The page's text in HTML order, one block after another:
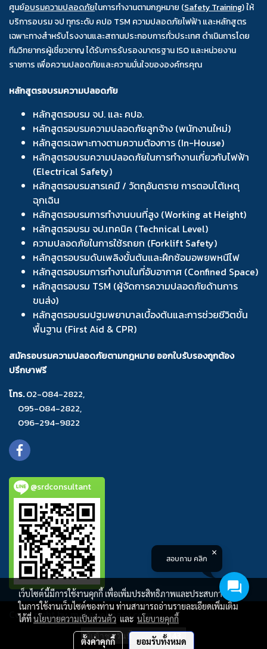
ศูนย์อบรมความปลอดภัยในการทำงานตามกฎหมาย (Safety Training) ให้
บริการอบรม จป ทุกระดับ คปอ TSM ความปลอดภัยไฟฟ้า และหลักสูตร
เฉพาะทางสำหรับโรงงานและสถานประกอบการทั่วประเทศ ดำเนินการโดย
ทีมวิทยากรผู้เชี่ยวชาญ ได้รับการรับรองมาตรฐาน ISO และหน่วยงาน
ราชการ เพื่อความปลอดภัยและความมั่นใจขององค์กรคุณ
หลักสูตรอบรมความปลอดภัย
หลักสูตรอบรม จป. และ คปอ.
หลักสูตรอบรมความปลอดภัยลูกจ้าง (พนักงานใหม่)
หลักสูตรเฉพาะทางตามความต้องการ (In-House)
หลักสูตรอบรมความปลอดภัยในการทำงานเกี่ยวกับไฟฟ้า
(Electrical Safety)
หลักสูตรอบรมสารเคมี / วัตถุอันตราย การตอบโต้เหตุ
ฉุกเฉิน
หลักสูตรอบรมการทำงานบนที่สูง (Working at Height)
หลักสูตรอบรม จป.เทคนิค (Technical Level)
ความปลอดภัยในการใช้รถยก (Forklift Safety)
หลักสูตรอบรมดับเพลิงขั้นต้นและฝึกซ้อมอพยพหนีไฟ
หลักสูตรอบรมการทำงานในที่อับอากาศ (Confined Space)
หลักสูตรอบรม TSM (ผู้จัดการความปลอดภัยด้านการ
ขนส่ง)
หลักสูตรอบรมปฐมพยาบาลเบื้องต้นและการช่วยชีวิตขั้น
พื้นฐาน (First Aid & CPR)
สมัครอบรมความปลอดภัยตามกฎหมาย ออกใบรับรองถูกต้อง
ปรึกษาฟรี
โทร.02-084-2822,
095-084-2822,
096-294-9822
@srdconsultant
Copy right by makewebeasy.com
ผู้เข้าชมวันนี้ 1,143
เว็บไซต์นี้มีการใช้งานคุกกี้ เพื่อเพิ่มประสิทธิภาพและประสบการณ์ที่ดี
ในการใช้งานเว็บไซต์ของท่าน ท่านสามารถอ่านรายละเอียดเพิ่มเติม
ได้ที่นโยบายความเป็นส่วนตัว และ นโยบายคุกกี้
ตั้งค่าคุกกี้ ยอมรับทั้งหมด
สอบถาม คลิก